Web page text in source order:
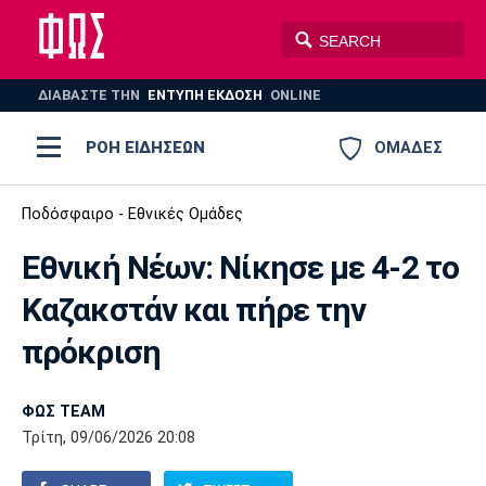
ΔΙΑΒΑΣΤΕ THN ΕΝΤΥΠΗ ΕΚΔΟΣΗ ONLINE
ΟΜΑΔΕΣ
ΡΟΗ ΕΙΔΗΣΕΩΝ
ΠΟΔΟΣΦΑΙΡΟ ΜΠΑΣΚΕΤ
ΒΟΛΕΪ
AUTO-MOTO
Ποδόσφαιρο
Super League 1
Super League 2
Γ Εθνική
Ελλάδα
Μπάσκετ
Ελλάδα
Εθνική
EuroLeague
Ολυμπιακοί Αγώνες
Βόλεϊ
Πόλο
Ολυμπιακός ΑΕΚ ΠΑΟΚ
Παναθηναϊκός
Ποδόσφαιρο - Εθνικές Ομάδες
Εθνική Νέων: Nίκησε με 4-2 το
Καζακστάν και πήρε την
πρόκριση
ΦΩΣ TEAM
Τρίτη, 09/06/2026 20:08